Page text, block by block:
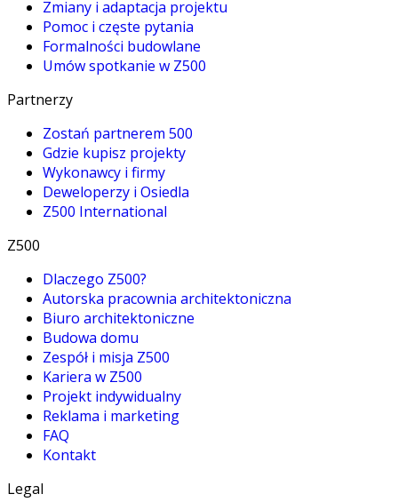
Zmiany i adaptacja projektu
Pomoc i częste pytania
Formalności budowlane
Umów spotkanie w Z500
Partnerzy
Zostań partnerem 500
Gdzie kupisz projekty
Wykonawcy i firmy
Deweloperzy i Osiedla
Z500 International
Z500
Dlaczego Z500?
Autorska pracownia architektoniczna
Biuro architektoniczne
Budowa domu
Zespół i misja Z500
Kariera w Z500
Projekt indywidualny
Reklama i marketing
FAQ
Kontakt
Legal